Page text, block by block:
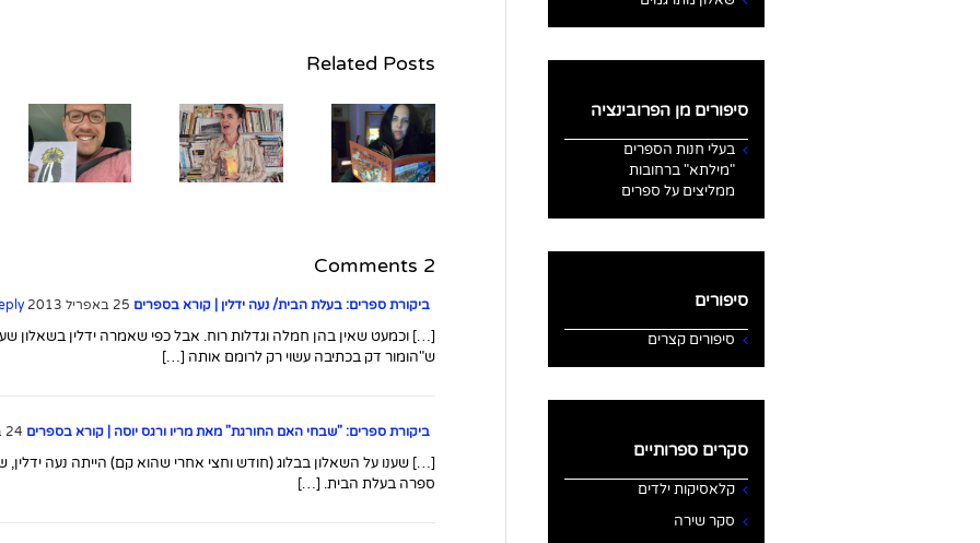
Related Posts
השאלון עם
שילה פרבר,
מחברת
הנובלה
תרגום עם
שפרה
קורנפלד
בעקבות
תרגומה
2 Comments
ביקורת ספרים: בעלת הבית/ נעה ידלין | קורא בספרים
[…] וכמעט שאין בהן חמלה וגדלות רוח. אבל כפי שאמרה ידלין בשאלון
ש"הומור דק בכתיבה עשוי רק לרומם אותה […]
ביקורת ספרים: "שבחי האם החורגת" מאת מריו ורגס יוסה | קורא בספרים
[…] שענו על השאלון בבלוג (חודש וחצי אחרי שהוא קם) הייתה נעה
ספרה בעלת הבית. […]
סיפורים מן הפרובינציה
בעלי חנות הספרים
"מילתא" ברחובות
ממליצים על ספרים
סיפורים
סיפורים קצרים
סקרים ספרותיים
קלאסיקות ילדים
סקר שירה